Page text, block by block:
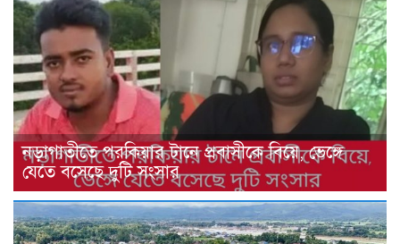
নড়াগাতীতে পরকিয়ার টানে প্রবাসীকে বিয়ে, ভেঙ্গে
যেতে বসেছে দুটি সংসার